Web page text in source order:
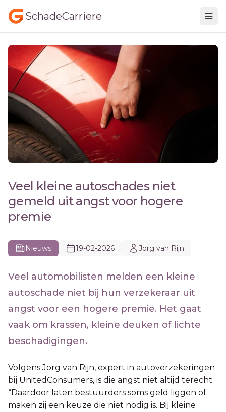
SchadeCarriere
Veel kleine autoschades niet
gemeld uit angst voor hogere
premie
Nieuws 19-02-2026 Jorg van Rijn
Veel automobilisten melden een kleine
autoschade niet bij hun verzekeraar uit
angst voor een hogere premie. Het gaat
vaak om krassen, kleine deuken of lichte
beschadigingen.
Volgens Jorg van Rijn, expert in autoverzekeringen
bij UnitedConsumers, is die angst niet altijd terecht.
“Daardoor laten bestuurders soms geld liggen of
maken zij een keuze die niet nodig is. Bij kleine